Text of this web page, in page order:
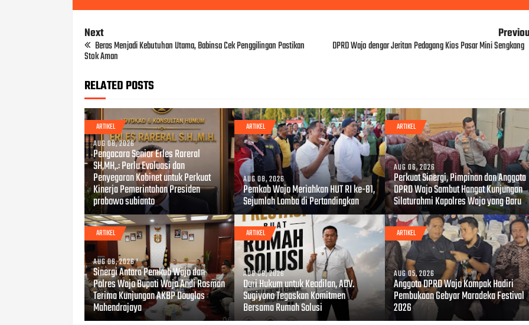
Next
Beras Menjadi Kebutuhan Utama, Babinsa Cek Penggilingan Pastikan
Stok Aman
DPRD Wajo dengar Jeritan Pedagang Kios Pasar Mini Sengkang
RELATED POSTS
ARTIKEL
AUG 08, 2026
Pengacara Senior Erles Rareral
SH,MH,.: Perlu Evaluasi dan
Penyegaran Kabinet untuk Perkuat
Kinerja Pemerintahan Presiden
prabowo subianto
ARTIKEL
AUG 08, 2026
Pemkab Wajo Meriahkan HUT RI ke-81,
Sejumlah Lomba di Pertandingkan
ARTIKEL
AUG 06, 2026
Perkuat Sinergi, Pimpinan dan Anggota
DPRD Wajo Sambut Hangat Kunjungan
Silaturahmi Kapolres Wajo yang Baru
ARTIKEL
AUG 06, 2026
Sinergi Antara Pemkab Wajo dan
Polres Wajo Bupati Wajo Andi Rosman
Terima Kunjungan AKBP Douglas
Mahendrajaya
ARTIKEL
AUG 06, 2026
Dari Hukum untuk Keadilan, ADV.
Sugiyono Tegaskan Komitmen
Bersama Rumah Solusi
ARTIKEL
AUG 05, 2026
Anggota DPRD Wajo Kompak Hadiri
Pembukaan Gebyar Maradeka Festival
2026